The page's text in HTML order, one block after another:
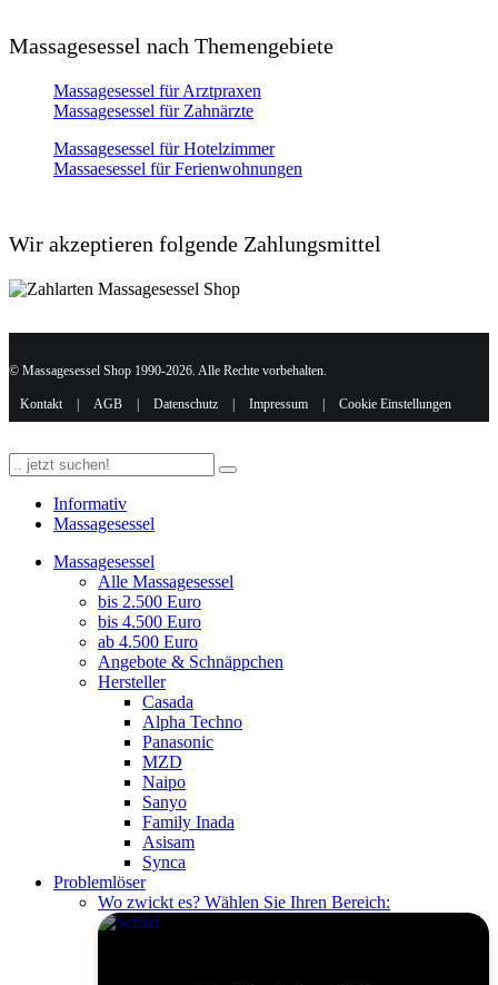
Massagesessel nach Themengebiete
Massagesessel für Arztpraxen
Massagesessel für Zahnärzte
Massagesessel für Hotelzimmer
Massaesessel für Ferienwohnungen
Wir akzeptieren folgende Zahlungsmittel
© Massagesessel Shop 1990-2026. Alle Rechte vorbehalten.
Kontakt AGB Datenschutz Impressum Cookie Einstellungen
Informativ
Massagesessel
Massagesessel
Alle Massagesessel
bis 2.500 Euro
bis 4.500 Euro
ab 4.500 Euro
Angebote & Schnäppchen
Hersteller
Casada
Alpha Techno
Panasonic
MZD
Naipo
Sanyo
Family Inada
Asisam
Synca
Problemlöser
Wo zwickt es? Wählen Sie Ihren Bereich: